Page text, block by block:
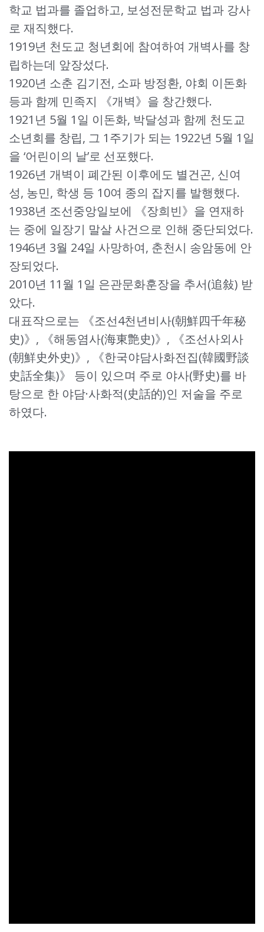
학교 법과를 졸업하고, 보성전문학교 법과 강사
로 재직했다.
1919년 천도교 청년회에 참여하여 개벽사를 창
립하는데 앞장섰다.
1920년 소춘 김기전, 소파 방정환, 야회 이돈화
등과 함께 민족지 《개벽》을 창간했다.
1921년 5월 1일 이돈화, 박달성과 함께 천도교
소년회를 창립, 그 1주기가 되는 1922년 5월 1일
을 ‘어린이의 날’로 선포했다.
1926년 개벽이 폐간된 이후에도 별건곤, 신여
성, 농민, 학생 등 10여 종의 잡지를 발행했다.
1938년 조선중앙일보에 《장희빈》을 연재하
는 중에 일장기 말살 사건으로 인해 중단되었다.
1946년 3월 24일 사망하여, 춘천시 송암동에 안
장되었다.
2010년 11월 1일 은관문화훈장을 추서(追敍) 받
았다.
대표작으로는 《조선4천년비사(朝鮮四千年秘
史)》, 《해동염사(海東艶史)》, 《조선사외사
(朝鮮史外史)》, 《한국야담사화전집(韓國野談
史話全集)》 등이 있으며 주로 야사(野史)를 바
탕으로 한 야담·사화적(史話的)인 저술을 주로
하였다.